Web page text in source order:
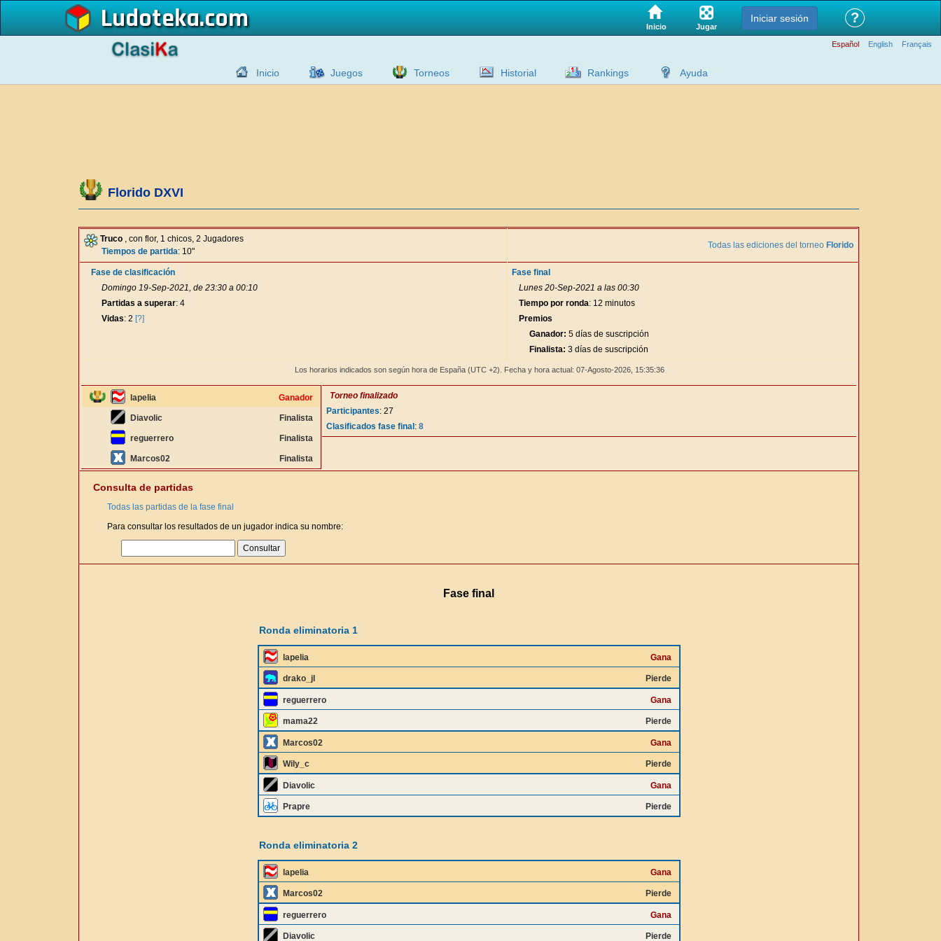
Ludoteka Inicio Jugar
Iniciar sesión ?
Español English Français
Inicio Juegos Torneos Historial Rankings Ayuda
Florido DXVI
Truco , con flor, 1 chicos, 2 Jugadores
Tiempos de partida: 10"
Todas las ediciones del torneo Florido
Fase de clasificación
Domingo 19-Sep-2021, de 23:30 a 00:10
Partidas a superar: 4
Vidas: 2 [?]
Fase final
Lunes 20-Sep-2021 a las 00:30
Tiempo por ronda: 12 minutos
Premios
Ganador: 5 días de suscripción
Finalista: 3 días de suscripción
Los horarios indicados son según hora de España (UTC +2). Fecha y hora actual: 07-Agosto-2026, 15:35:36
lapelia Ganador
Diavolic Finalista
reguerrero Finalista
Marcos02 Finalista
Torneo finalizado
Participantes: 27
Clasificados fase final : 8
Consulta de partidas
Todas las partidas de la fase final
Para consultar los resultados de un jugador indica su nombre:
Fase final
Ronda eliminatoria 1
lapelia Gana
drako_jl Pierde
reguerrero Gana
mama22 Pierde
Marcos02 Gana
Wily_c Pierde
Diavolic Gana
Prapre Pierde
Ronda eliminatoria 2
lapelia Gana
Marcos02 Pierde
reguerrero Gana
Diavolic Pierde